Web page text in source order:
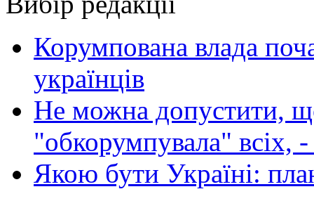
Корумпована влада
українців
Не можна допустити,
"обкорумпувала" всіх,
Якою бути Україні: